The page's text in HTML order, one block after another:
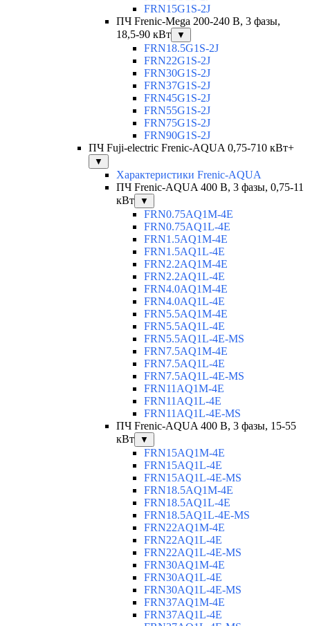
FRN15G1S-2J
ПЧ Frenic-Mega 200-240 В, 3 фазы,
18,5-90 кВт
▼
FRN18.5G1S-2J
FRN22G1S-2J
FRN30G1S-2J
FRN37G1S-2J
FRN45G1S-2J
FRN55G1S-2J
FRN75G1S-2J
FRN90G1S-2J
ПЧ Fuji-electric Frenic-AQUA 0,75-710 кВт+
▼
Характеристики Frenic-AQUA
ПЧ Frenic-AQUA 400 В, 3 фазы, 0,75-11
кВт
▼
FRN0.75AQ1M-4E
FRN0.75AQ1L-4E
FRN1.5AQ1M-4E
FRN1.5AQ1L-4E
FRN2.2AQ1M-4E
FRN2.2AQ1L-4E
FRN4.0AQ1M-4E
FRN4.0AQ1L-4E
FRN5.5AQ1M-4E
FRN5.5AQ1L-4E
FRN5.5AQ1L-4E-MS
FRN7.5AQ1M-4E
FRN7.5AQ1L-4E
FRN7.5AQ1L-4E-MS
FRN11AQ1M-4E
FRN11AQ1L-4E
FRN11AQ1L-4E-MS
ПЧ Frenic-AQUA 400 В, 3 фазы, 15-55
кВт
▼
FRN15AQ1M-4E
FRN15AQ1L-4E
FRN15AQ1L-4E-MS
FRN18.5AQ1M-4E
FRN18.5AQ1L-4E
FRN18.5AQ1L-4E-MS
FRN22AQ1M-4E
FRN22AQ1L-4E
FRN22AQ1L-4E-MS
FRN30AQ1M-4E
FRN30AQ1L-4E
FRN30AQ1L-4E-MS
FRN37AQ1M-4E
FRN37AQ1L-4E